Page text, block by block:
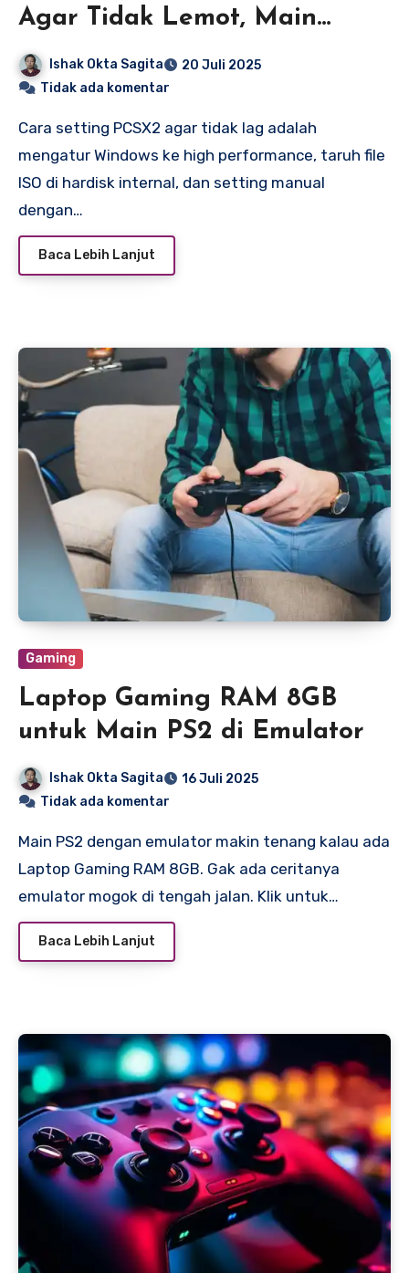
Agar Tidak Lemot, Main
Game Lancar Jaya
Ishak Okta Sagita
20 Juli 2025
Tidak ada komentar
Cara setting PCSX2 agar tidak lag adalah
mengatur Windows ke high performance, taruh file
ISO di hardisk internal, dan setting manual
dengan…
Baca Lebih Lanjut
Gaming
Laptop Gaming RAM 8GB
untuk Main PS2 di Emulator
Ishak Okta Sagita
16 Juli 2025
Tidak ada komentar
Main PS2 dengan emulator makin tenang kalau ada
Laptop Gaming RAM 8GB. Gak ada ceritanya
emulator mogok di tengah jalan. Klik untuk…
Baca Lebih Lanjut